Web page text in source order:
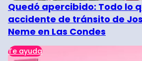
Quedó apercibido: Todo lo
accidente de tránsito de
Neme en Las Condes
Te ayuda